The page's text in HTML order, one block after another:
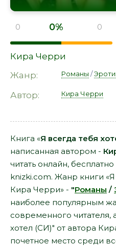
0 0% 0
Кира Черри
Жанр:
Романы /
Автор: Кира Черри
Книга «Я всегда тебя
написанная автором -
читать онлайн,
knizki.com. Жанр книги «Я
Кира Черри» - "Романы /
наиболее популярным
современного читателя,
хотел (СИ)" от автора
почетное место среди